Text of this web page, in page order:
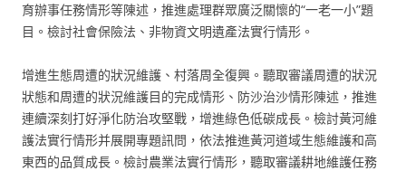
育辦事任務情形等陳述，推進處理群眾廣泛關懷的“一老一小”題
目。檢討社會保險法、非物資文明遺產法實行情形。
增進生態周遭的狀況維護、村落周全復興。聽取審議周遭的狀況
狀態和周遭的狀況維護目的完成情形、防沙治沙情形陳述，推進
連續深刻打好淨化防治攻堅戰，增進綠色低碳成長。檢討黃河維
護法實行情形并展開專題訊問，依法推進黃河道域生態維護和高
東西的品質成長。檢討農業法實行情形，聽取審議耕地維護任務